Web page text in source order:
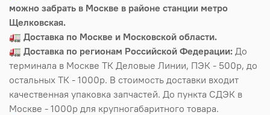
можно забрать в Москве в районе станции метро
Щелковская.
🚛 Доставка по Москве и Московской области.
🚛 Доставка по регионам Российской Федерации: До
терминала в Москве ТК Деловые Линии, ПЭК - 500р, до
остальных ТК - 1000р. В стоимость доставки входит
качественная упаковка запчастей. До пункта СДЭК в
Москве - 1000р для крупногабаритного товара.